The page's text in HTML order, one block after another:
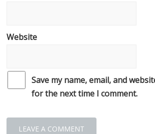
Website
Save my name, email, and
for the next time I comment.